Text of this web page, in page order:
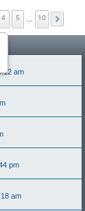
4 5 10
am
pm
am